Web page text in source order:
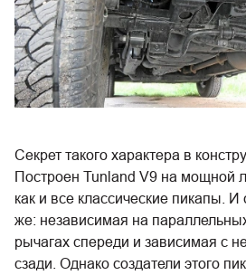
Секрет такого характера в
Построен Tunland V9 на мощной
как и все классические пикапы. И
же: независимая на
рычагах спереди и зависимая с
сзади. Однако создатели этого